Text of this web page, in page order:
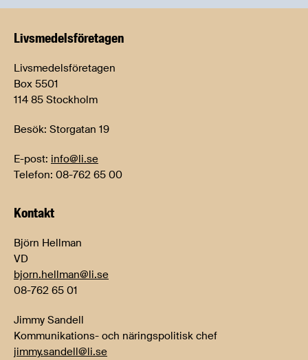
Livsmedels­företagen
Livsmedelsföretagen
Box 5501
114 85 Stockholm
Besök: Storgatan 19
E-post: info@li.se
Telefon: 08-762 65 00
Kontakt
Björn Hellman
VD
bjorn.hellman@li.se
08-762 65 01
Jimmy Sandell
Kommunikations- och näringspolitisk chef
jimmy.sandell@li.se